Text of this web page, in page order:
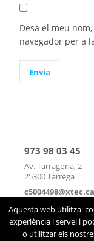
Desa el meu
navegador per a
973 98 03 45
Av. Tarragona, 2
25300 Tàrrega
mapa
| contacte
Aquesta web utilitza
experiència i servei i
o utilitzar els